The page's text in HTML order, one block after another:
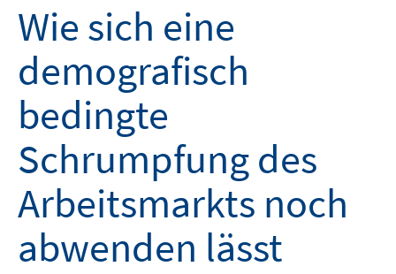
Wie sich eine
demografisch
bedingte
Schrumpfung des
Arbeitsmarkts noch
abwenden lässt